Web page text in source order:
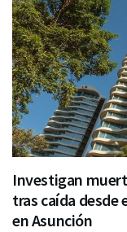
Investigan
tras caída desde
en Asunción